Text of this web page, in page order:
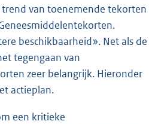
van toenemende tekorten
beschikbaarheid». Net als de
tegengaan van
zeer belangrijk. Hieronder
actieplan.
een kritieke